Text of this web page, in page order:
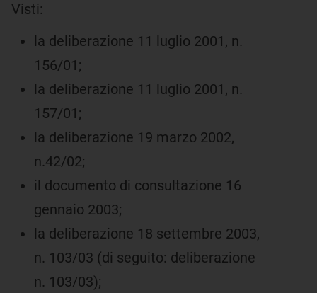
Visti:
la deliberazione 11 luglio 2001, n.
156/01;
la deliberazione 11 luglio 2001, n.
157/01;
la deliberazione 19 marzo 2002,
n.42/02;
il documento di consultazione 16
gennaio 2003;
la deliberazione 18 settembre 2003,
n. 103/03 (di seguito: deliberazione
n. 103/03);